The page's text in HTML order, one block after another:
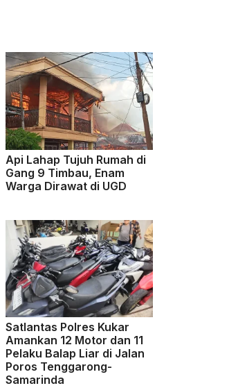
Api Lahap Tujuh Rumah di
Gang 9 Timbau, Enam
Warga Dirawat di UGD
Satlantas Polres Kukar
Amankan 12 Motor dan 11
Pelaku Balap Liar di Jalan
Poros Tenggarong-
Samarinda